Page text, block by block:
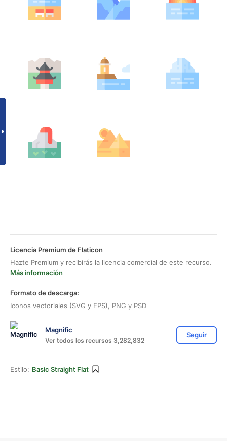
Licencia Premium de Flaticon
Hazte Premium y recibirás la licencia comercial de este recurso.
Más información
Formato de descarga:
Iconos vectoriales (SVG y EPS), PNG y PSD
Magnific
Ver todos los recursos 3,282,832
Seguir
Estilo: Basic Straight Flat